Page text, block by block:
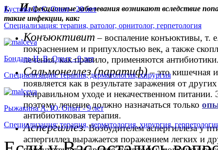
1. Инфекционные заболевания возникают вследствие
такие инфекции, как:
Конъюктивит – воспаление конъюктивы, т.
покраснением и припухлостью век, а также
лечения, как правило, применяются
Сальмонеллез (паратиф)– это кишечная
появляется как в результате заражения от
неправильном уходе и некачественном
поэтому лечение должно назначаться только
антибиотиковая терапия.
Аспергиллез.Возбудителем аспергиллеза у
аспергиллез выражается поражением легких и
Кустова Е. С. Опыт - 20 лет
Специализация: терапия, ратолог, орнитолог, герпетология
Бондарь Н. В. Опыт - 9 лет
Специализация: терапия, дерматология, хирургия
Рыжакина А. Ю. Опыт - 9 лет
Специализация: терапия, дерматология, хирургия,